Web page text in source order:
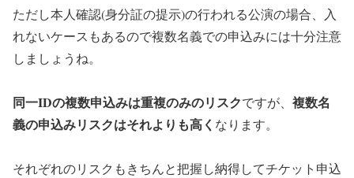
ただし本人確認(身分証の提示)の行われる公演の場合、入
れないケースもあるので複数名義での申込みには十分注意
しましょうね。
同一IDの複数申込みは重複のみのリスクですが、 複数名
義の申込みリスクはそれよりも高く なります。
それぞれのリスクもきちんと把握し納得してチケット申込